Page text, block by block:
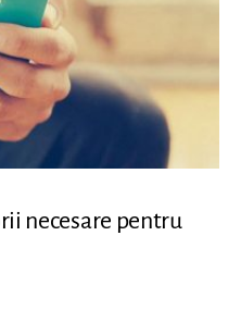
necesare pentru